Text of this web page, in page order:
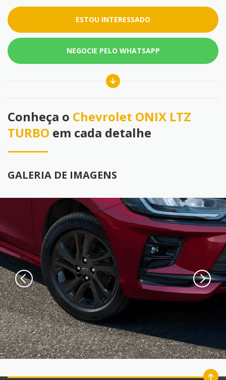
ESTOU INTERESSADO
NEGOCIE PELO WHATSAPP
Conheça o Chevrolet ONIX LTZ
TURBO em cada detalhe
GALERIA DE IMAGENS